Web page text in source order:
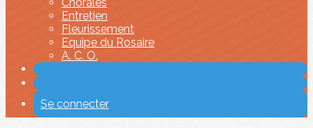
Entretien
Fleurissement
Equipe du Rosaire
A. C. O.
Se connecter